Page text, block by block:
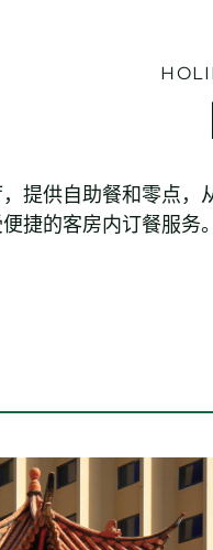
提供自助餐和零点
捷的客房内订餐服务